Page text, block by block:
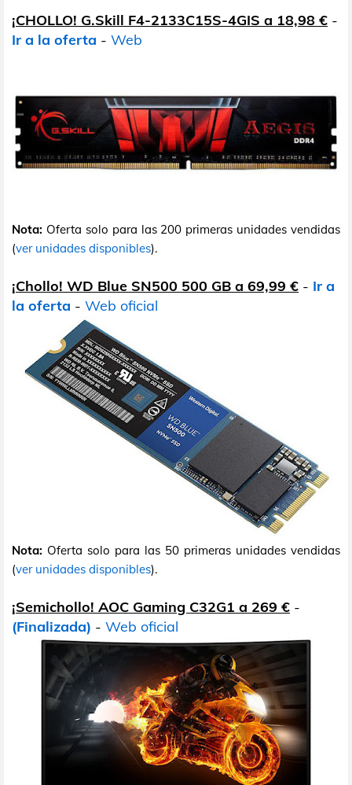
¡CHOLLO! G.Skill F4-2133C15S-4GIS a 18,98 € -
Ir a la oferta - Web
Nota: Oferta solo para las 200 primeras unidades vendidas
(ver unidades disponibles).
¡Chollo! WD Blue SN500 500 GB a 69,99 € - Ir a
la oferta - Web oficial
Nota: Oferta solo para las 50 primeras unidades vendidas
(ver unidades disponibles).
¡Semichollo! AOC Gaming C32G1 a 269 € -
(Finalizada) - Web oficial